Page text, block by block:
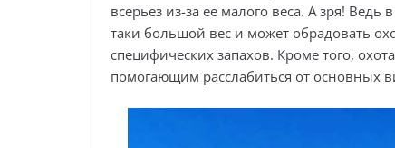
всерьез из-за ее малого веса. А зря!
таки большой вес и может обрадовать
специфических запахов. Кроме того,
помогающим расслабиться от основных